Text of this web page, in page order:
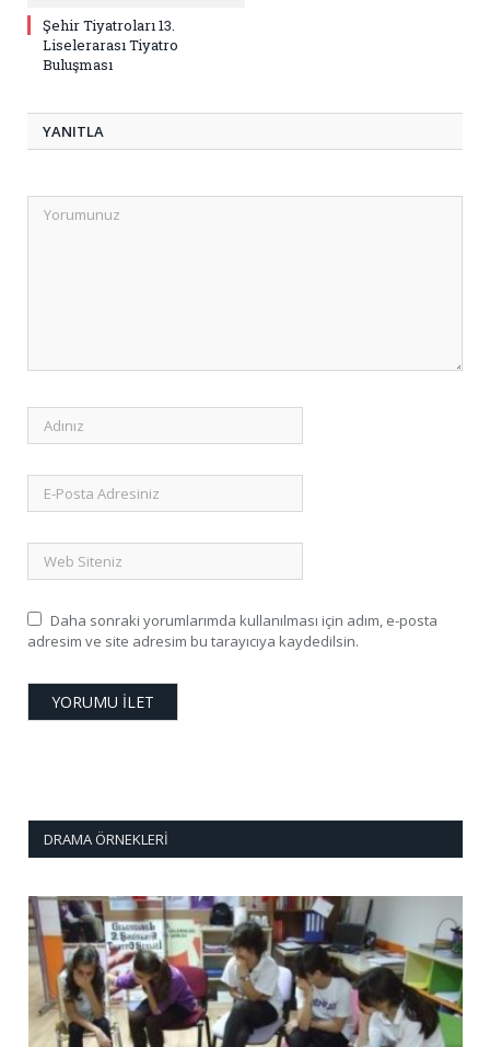
Şehir Tiyatroları 13.
Liselerarası Tiyatro
Buluşması
YANITLA
Daha sonraki yorumlarımda kullanılması için adım, e-posta
adresim ve site adresim bu tarayıcıya kaydedilsin.
DRAMA ÖRNEKLERI